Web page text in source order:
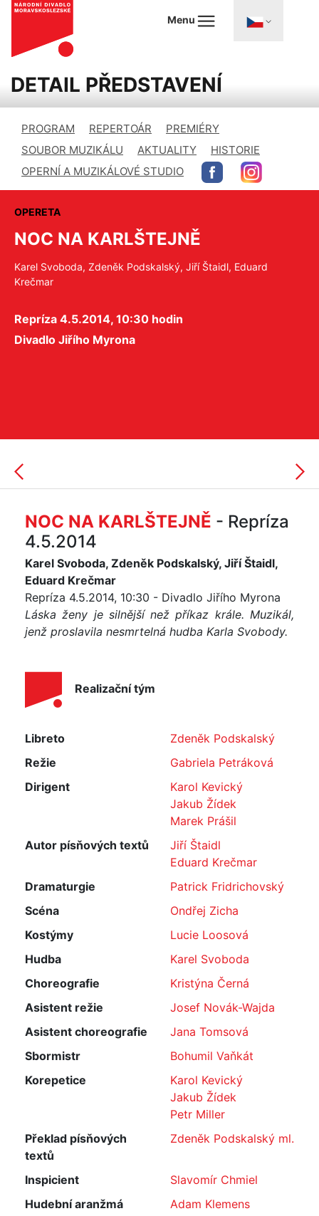
Menu
DETAIL PŘEDSTAVENÍ
PROGRAM REPERTOÁR
PREMIÉRY
SOUBOR MUZIKÁLU
AKTUALITY
HISTORIE
OPERNÍ A MUZIKÁLOVÉ STUDIO
OPERETA
NOC NA KARLŠTEJNĚ
Karel Svoboda, Zdeněk Podskalský, Jiří Štaidl, Eduard
Krečmar
Repríza 4.5.2014, 10:30 hodin
Divadlo Jiřího Myrona
NOC NA KARLŠTEJNĚ - Repríza
4.5.2014
Karel Svoboda, Zdeněk Podskalský, Jiří Štaidl,
Eduard Krečmar
Repríza 4.5.2014, 10:30 - Divadlo Jiřího Myrona
Láska ženy je silnější než příkaz krále. Muzikál,
jenž proslavila nesmrtelná hudba Karla Svobody.
Realizační tým
Libreto
Zdeněk Podskalský
Režie
Gabriela Petráková
Dirigent
Karol Kevický
Jakub Žídek
Marek Prášil
Autor písňových textů
Jiří Štaidl
Eduard Krečmar
Dramaturgie
Patrick Fridrichovský
Scéna
Ondřej Zicha
Kostýmy
Lucie Loosová
Hudba
Karel Svoboda
Choreografie
Kristýna Černá
Asistent režie
Josef Novák-Wajda
Asistent choreografie
Jana Tomsová
Sbormistr
Bohumil Vaňkát
Korepetice
Karol Kevický
Jakub Žídek
Petr Miller
Překlad písňových
textů
Zdeněk Podskalský ml.
Inspicient
Slavomír Chmiel
Hudební aranžmá
Adam Klemens